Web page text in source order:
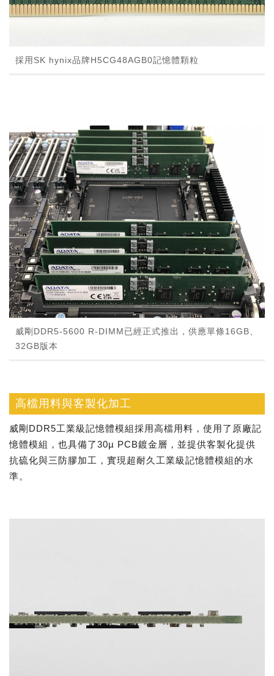
採用SK hynix品牌H5CG48AGB0記憶體顆粒
威剛DDR5-5600 R-DIMM已經正式推出，供應單條16GB、
32GB版本
高檔用料與客製化加工
威剛DDR5工業級記憶體模組採用高檔用料，使用了原廠記
憶體模組，也具備了30µ PCB鍍金層，並提供客製化提供
抗硫化與三防膠加工，實現超耐久工業級記憶體模組的水
準。